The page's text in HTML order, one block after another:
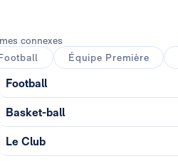
connexes
Équipe Première
Football
Basket-ball
Le Club